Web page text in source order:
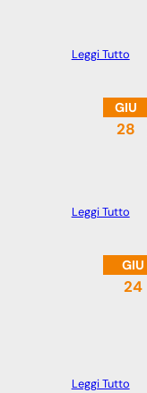
Leggi Tutto
GIU
28
Leggi Tutto
GIU
24
Leggi Tutto